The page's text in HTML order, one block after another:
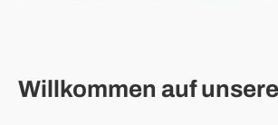
Willkommen auf